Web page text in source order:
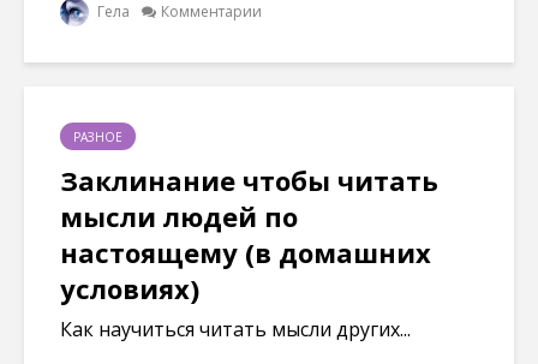
Гела Комментарии
РАЗНОЕ
Заклинание чтобы читать
мысли людей по
настоящему (в домашних
условиях)
Как научиться читать мысли других...